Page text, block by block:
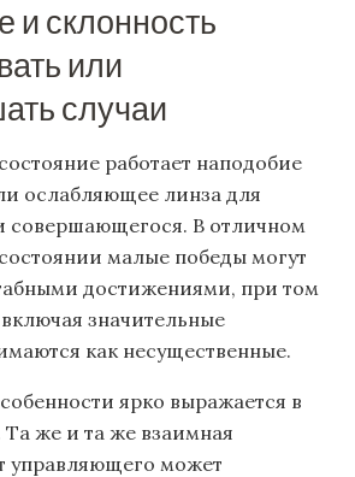
и склонность
или
случаи
работает наподобие
ослабляющее линза для
совершающегося. В отличном
малые победы могут
достижениями, при том
значительные
как несущественные.
ярко выражается в
Та же и та же взаимная
управляющего может